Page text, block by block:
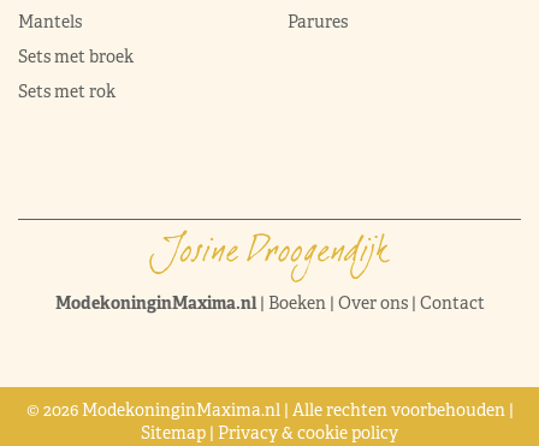
Mantels
Sets met broek
Sets met rok
Parures
ModekoninginMaxima.nl| Boeken| Over ons| Contact
© 2026 ModekoninginMaxima.nl | Alle rechten voorbehouden |
Sitemap | Privacy & cookie policy